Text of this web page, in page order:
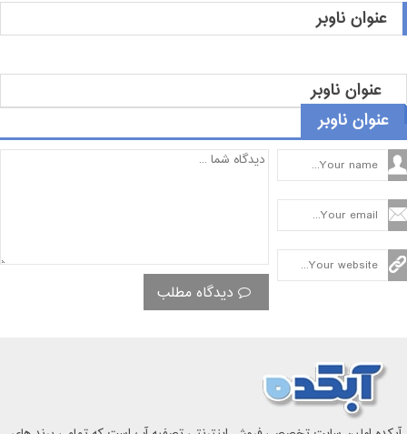
عنوان ناوبر
عنوان ناوبر
عنوان ناوبر
دیدگاه مطلب